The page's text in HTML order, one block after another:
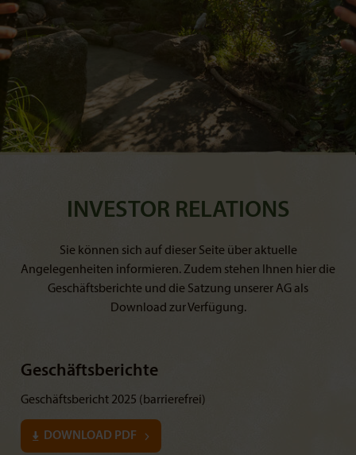
INVESTOR RELATIONS
Sie können sich auf dieser Seite über aktuelle
Angelegenheiten informieren. Zudem stehen Ihnen hier die
Geschäftsberichte und die Satzung unserer AG als
Download zur Verfügung.
Geschäftsberichte
Geschäftsbericht 2025 (barrierefrei)
DOWNLOAD PDF